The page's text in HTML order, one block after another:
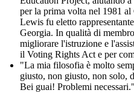
per la prima volta nel 1981
Lewis fu eletto
Georgia. In qualità di
migliorare l'istruzione e
il Voting Rights Act e per
"La mia filosofia è molto
giusto, non giusto, non solo,
Bei guai! Problemi